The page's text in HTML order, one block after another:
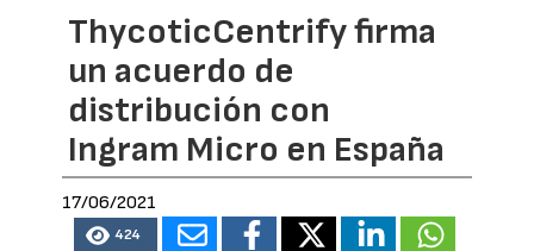
ThycoticCentrify firma
un acuerdo de
distribución con
Ingram Micro en España
17/06/2021
424